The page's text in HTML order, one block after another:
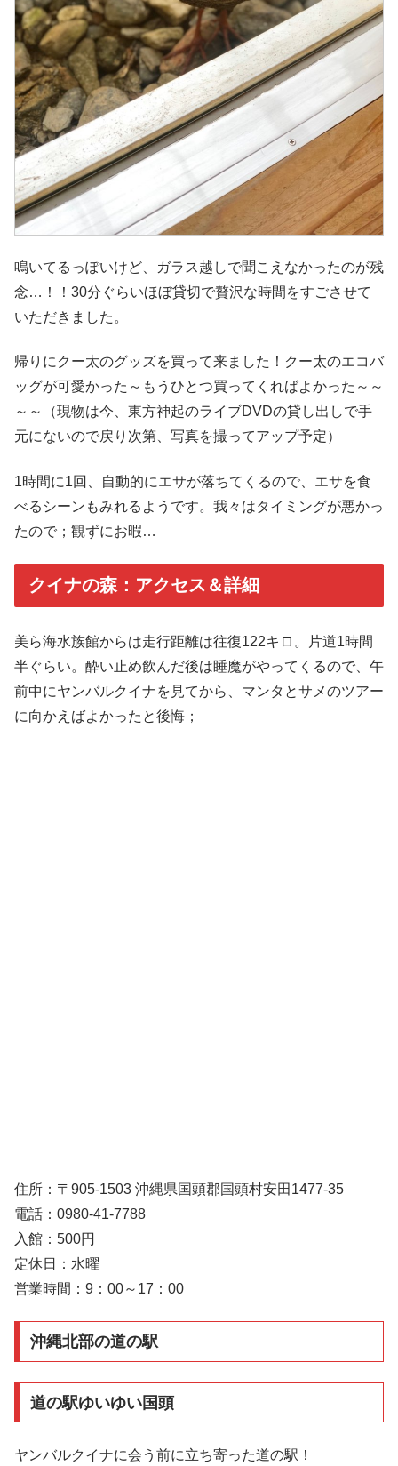
鳴いてるっぽいけど、ガラス越しで聞こえなかったのが残
念…！！30分ぐらいほぼ貸切で贅沢な時間をすごさせて
いただきました。
帰りにクー太のグッズを買って来ました！クー太のエコバ
ッグが可愛かった～もうひとつ買ってくればよかった～～
～～（現物は今、東方神起のライブDVDの貸し出しで手
元にないので戻り次第、写真を撮ってアップ予定）
1時間に1回、自動的にエサが落ちてくるので、エサを食
べるシーンもみれるようです。我々はタイミングが悪かっ
たので；観ずにお暇…
クイナの森：アクセス＆詳細
美ら海水族館からは走行距離は往復122キロ。片道1時間
半ぐらい。酔い止め飲んだ後は睡魔がやってくるので、午
前中にヤンバルクイナを見てから、マンタとサメのツアー
に向かえばよかったと後悔；
住所：〒905-1503 沖縄県国頭郡国頭村安田1477-35
電話：0980-41-7788
入館：500円
定休日：水曜
営業時間：9：00～17：00
沖縄北部の道の駅
道の駅ゆいゆい国頭
ヤンバルクイナに会う前に立ち寄った道の駅！